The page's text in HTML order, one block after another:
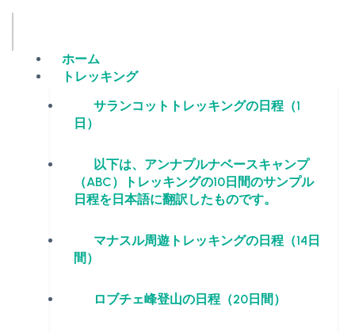
ホーム
トレッキング
サランコットトレッキングの日程（1
日）
以下は、アンナプルナベースキャンプ
（ABC）トレッキングの10日間のサンプル
日程を日本語に翻訳したものです。
マナスル周遊トレッキングの日程（14日
間）
ロブチェ峰登山の日程（20日間）